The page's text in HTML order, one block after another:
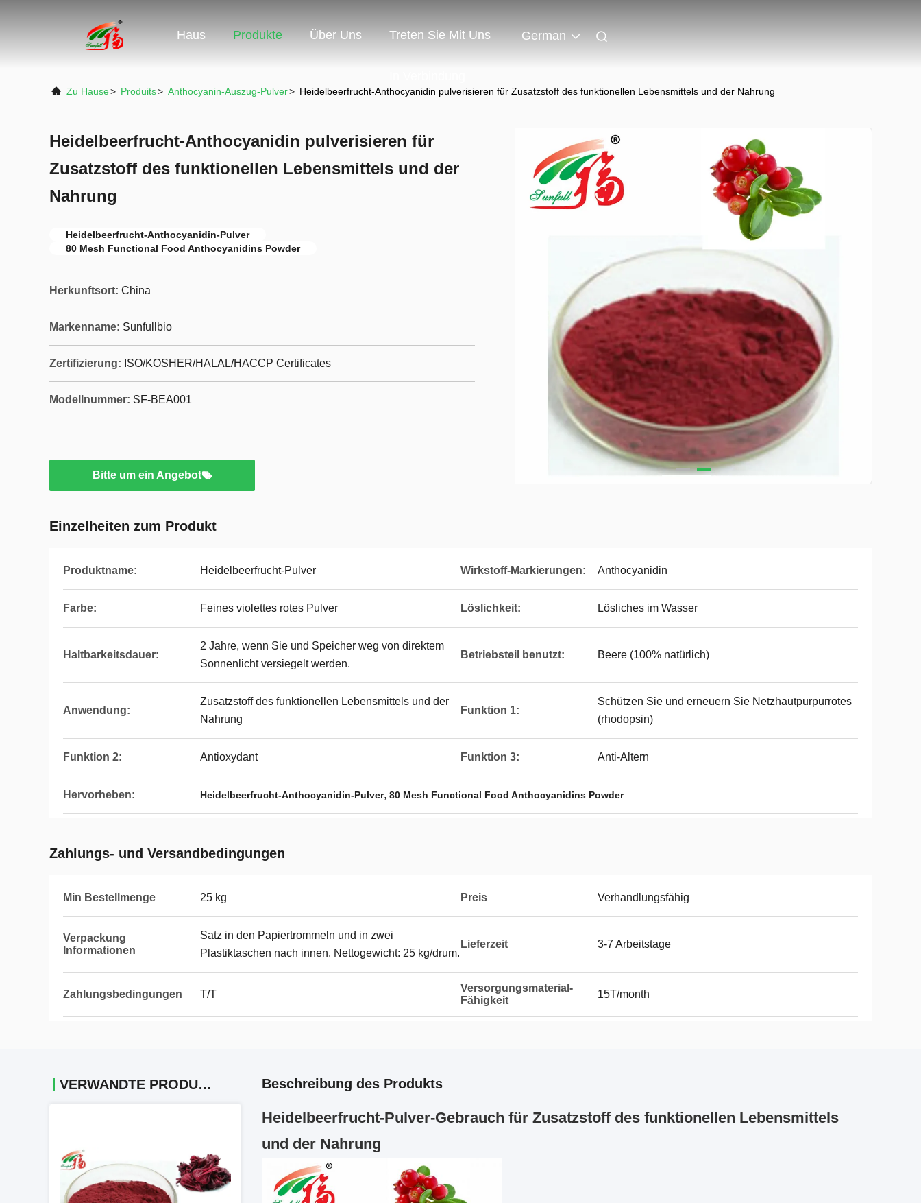
Haus Produkte Über Uns Treten Sie Mit Uns German
Zu Hause> Produits> Anthocyanin-Auszug-Pulver> Heidelbeerfrucht-Anthocyanidin pulverisieren für Zusatzstoff des funktionellen Lebensmittels und der Nahrung
Heidelbeerfrucht-Anthocyanidin pulverisieren für
Zusatzstoff des funktionellen Lebensmittels und der
Nahrung
Heidelbeerfrucht-Anthocyanidin-Pulver
80 Mesh Functional Food Anthocyanidins Powder
Herkunftsort: China
Markenname: Sunfullbio
Zertifizierung: ISO/KOSHER/HALAL/HACCP Certificates
Modellnummer: SF-BEA001
Bitte um ein Angebot
Einzelheiten zum Produkt
Produktname: Heidelbeerfrucht-Pulver Wirkstoff-Markierungen: Anthocyanidin
Farbe: Feines violettes rotes Pulver Löslichkeit: Lösliches im Wasser
Haltbarkeitsdauer:
2 Jahre, wenn Sie und Speicher weg von direktem
Sonnenlicht versiegelt werden.
Betriebsteil benutzt: Beere (100% natürlich)
Anwendung:
Zusatzstoff des funktionellen Lebensmittels und der
Nahrung
Funktion 1:
Schützen Sie und erneuern Sie Netzhautpurpurrotes
(rhodopsin)
Funktion 2: Antioxydant Funktion 3: Anti-Altern
Hervorheben: Heidelbeerfrucht-Anthocyanidin-Pulver, 80 Mesh Functional Food Anthocyanidins Powder
Zahlungs- und Versandbedingungen
Min Bestellmenge 25 kg Preis Verhandlungsfähig
Verpackung
Informationen
Satz in den Papiertrommeln und in zwei
Plastiktaschen nach innen. Nettogewicht: 25 kg/drum.
Lieferzeit 3-7 Arbeitstage
Zahlungsbedingungen T/T
Versorgungsmaterial-
Fähigkeit
15T/month
VERWANDTE PRODUKTE Beschreibung des Produkts
Heidelbeerfrucht-Pulver-Gebrauch für Zusatzstoff des funktionellen Lebensmittels
und der Nahrung